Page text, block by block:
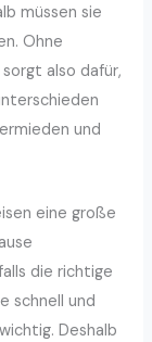
müssen sie
Ohne
also dafür,
und
eine große
die richtige
schnell und
Deshalb